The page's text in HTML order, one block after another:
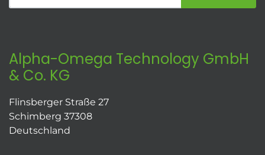
Alpha-Omega Technology GmbH
& Co. KG
Flinsberger Straße 27
Schimberg 37308
Deutschland